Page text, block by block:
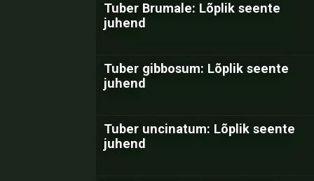
Tuber Brumale: Lõplik seente
juhend
Tuber gibbosum: Lõplik seente
juhend
Tuber uncinatum: Lõplik seente
juhend